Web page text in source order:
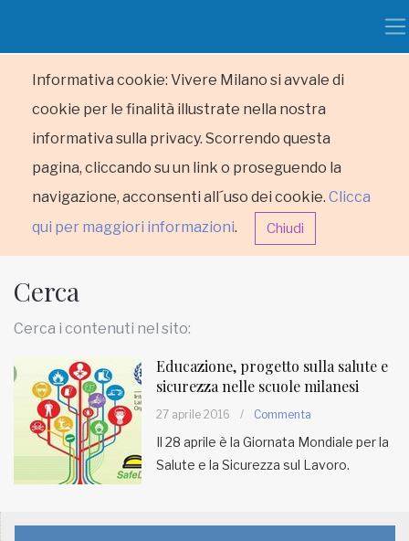
Informativa cookie: Vivere Milano si avvale di
cookie per le finalità illustrate nella nostra
informativa sulla privacy. Scorrendo questa
pagina, cliccando su un link o proseguendo la
navigazione, acconsenti all´uso dei cookie. Clicca
qui per maggiori informazioni. Chiudi
HOME
RUBRICHE
MUNICIPI
Cerca
Cerca i contenuti nel sito:
Educazione, progetto sulla salute e
sicurezza nelle scuole milanesi
27 aprile 2016 / Commenta
Il 28 aprile è la Giornata Mondiale per la
Salute e la Sicurezza sul Lavoro.